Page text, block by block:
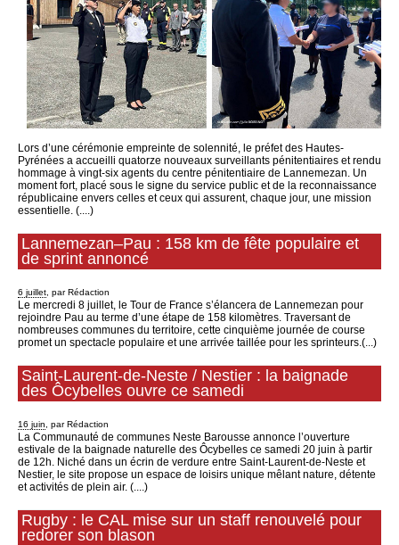
Lors d’une cérémonie empreinte de solennité, le préfet des Hautes-
Pyrénées a accueilli quatorze nouveaux surveillants pénitentiaires et rendu
hommage à vingt-six agents du centre pénitentiaire de Lannemezan. Un
moment fort, placé sous le signe du service public et de la reconnaissance
républicaine envers celles et ceux qui assurent, chaque jour, une mission
essentielle. (....)
Lannemezan–Pau : 158 km de fête populaire et
de sprint annoncé
6 juillet , par Rédaction
Le mercredi 8 juillet, le Tour de France s’élancera de Lannemezan pour
rejoindre Pau au terme d’une étape de 158 kilomètres. Traversant de
nombreuses communes du territoire, cette cinquième journée de course
promet un spectacle populaire et une arrivée taillée pour les sprinteurs.(...)
Saint-Laurent-de-Neste / Nestier : la baignade
des Ôcybelles ouvre ce samedi
16 juin , par Rédaction
La Communauté de communes Neste Barousse annonce l’ouverture
estivale de la baignade naturelle des Ôcybelles ce samedi 20 juin à partir
de 12h. Niché dans un écrin de verdure entre Saint-Laurent-de-Neste et
Nestier, le site propose un espace de loisirs unique mêlant nature, détente
et activités de plein air. (....)
Rugby : le CAL mise sur un staff renouvelé pour
redorer son blason